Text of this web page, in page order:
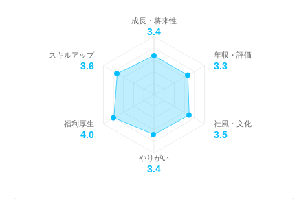
成長・将来性
3.4
年収・評価
3.3
社風・文化
3.5
やりがい
3.4
福利厚生
4.0
スキルアップ
3.6